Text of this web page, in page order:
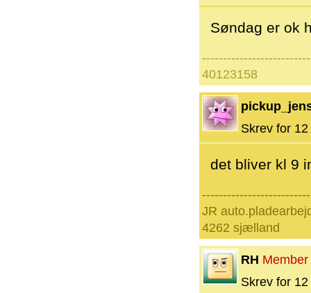
Søndag er ok
40123158
Skrev for
det bliver kl 9
JR
4262 sjælland
RH Member
Skrev for